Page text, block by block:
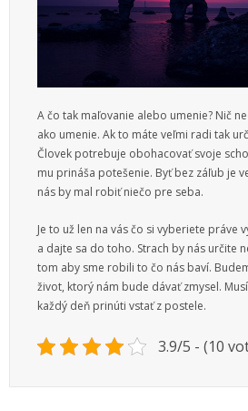
A čo tak maľovanie alebo umenie? Nič
ako umenie. Ak to máte veľmi radi tak
Človek potrebuje obohacovať svoje
mu prináša potešenie. Byť bez záľub je
nás by mal robiť niečo pre seba.
Je to už len na vás čo si vyberiete práve
a dajte sa do toho. Strach by nás určite
tom aby sme robili to čo nás baví.
život, ktorý nám bude dávať zmysel.
každý deň prinúti vstať z postele.
3.9/5 - (10